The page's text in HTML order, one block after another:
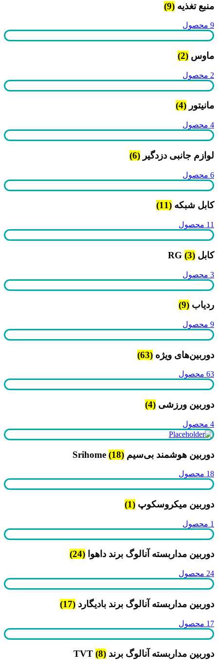
منبع تغذیه (9)
9 محصول
ماوس (2)
2 محصول
مانیتور (4)
4 محصول
لوازم جانبی دزدگیر (6)
6 محصول
کابل شبکه (11)
11 محصول
کابل RG (3)
3 محصول
ردیاب (9)
9 محصول
دوربین‌های ویژه (63)
63 محصول
دوربین ورزشی (4)
4 محصول
دوربین هوشمند بی‌سیم Srihome (18)
18 محصول
دوربین میکروسکوپ (1)
1 محصول
دوربین مداربسته آنالوگ برند داهوا (24)
24 محصول
دوربین مداربسته آنالوگ برند بادیگارد (17)
17 محصول
دوربین مداربسته آنالوگ برند TVT (8)